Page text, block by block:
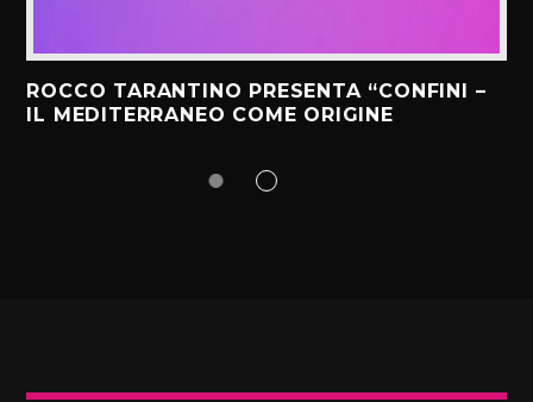
ROCCO TARANTINO PRESENTA “CONFINI –
IL MEDITERRANEO COME ORIGINE